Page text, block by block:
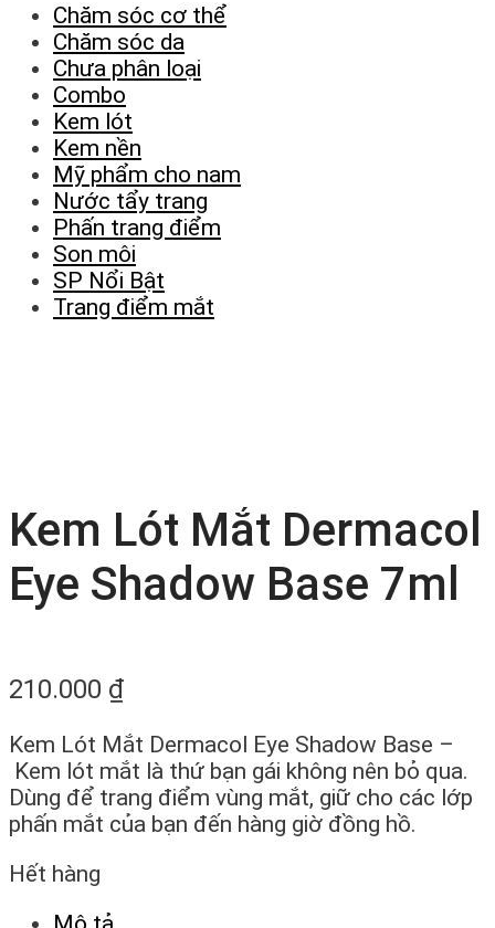
Chăm sóc cơ thể
Chăm sóc da
Chưa phân loại
Combo
Kem lót
Kem nền
Mỹ phẩm cho nam
Nước tẩy trang
Phấn trang điểm
Son môi
SP Nổi Bật
Trang điểm mắt
Kem Lót Mắt Dermacol
Eye Shadow Base 7ml
210.000 ₫
Kem Lót Mắt Dermacol Eye Shadow Base –
Kem lót mắt là thứ bạn gái không nên bỏ qua.
Dùng để trang điểm vùng mắt, giữ cho các lớp
phấn mắt của bạn đến hàng giờ đồng hồ.
Hết hàng